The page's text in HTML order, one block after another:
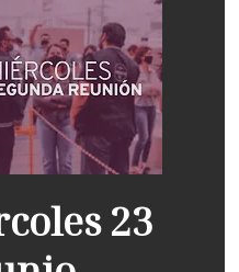
23